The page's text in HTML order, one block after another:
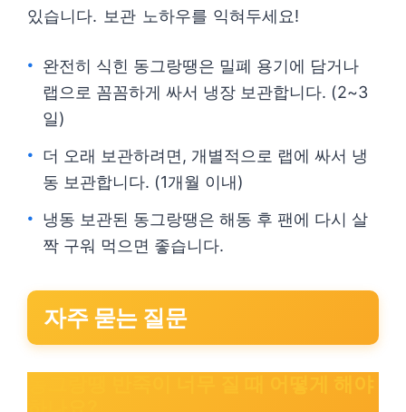
있습니다. 보관 노하우를 익혀두세요!
완전히 식힌 동그랑땡은 밀폐 용기에 담거나
랩으로 꼼꼼하게 싸서 냉장 보관합니다. (2~3
일)
더 오래 보관하려면, 개별적으로 랩에 싸서 냉
동 보관합니다. (1개월 이내)
냉동 보관된 동그랑땡은 해동 후 팬에 다시 살
짝 구워 먹으면 좋습니다.
자주 묻는 질문